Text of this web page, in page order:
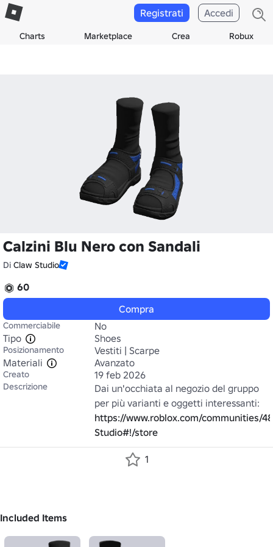
Charts Marketplace Crea Robux
Registrati Accedi
Calzini Blu Nero con Sandali
Di Claw Studio
60
Compra
Commerciabile
No
Tipo
Shoes
Posizionamento
Vestiti | Scarpe
Materiali
Avanzato
Creato 19 feb 2026
Descrizione
Dai un'occhiata al negozio del gruppo
https://www.roblox.com/communities/
Studio#!/store
1
Included Items